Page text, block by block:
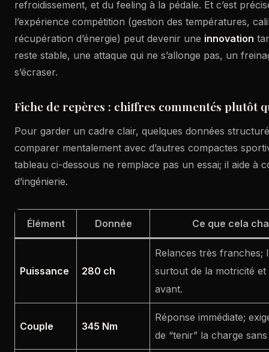
refroidissement, et du feeling à la pédale. Et c’est
l’expérience compétition (gestion des températures,
récupération d’énergie) peut devenir une innovation
reste stable, une attaque qui ne s’allonge pas, un
s’écraser.
Fiche de repères : chiffres commentés plutôt
Pour garder un cadre clair, quelques données
comparer mentalement avec d’autres compactes
tableau ci-dessous ne remplace pas un essai; il aide à
d’ingénierie.
Élément Donnée Ce que cela
Puissance 280 ch
Relances très franches;
surtout de la motricité
avant.
Couple 345 Nm
Réponse immédiate;
de “tenir” la charge